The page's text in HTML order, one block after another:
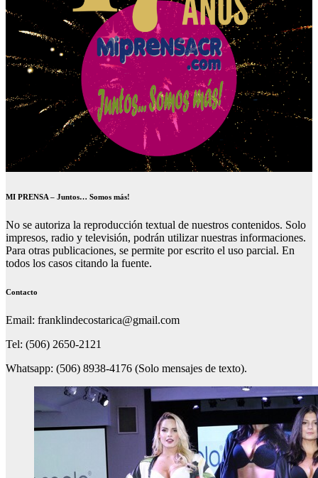
MI PRENSA – Juntos… Somos más!
No se autoriza la reproducción textual de nuestros contenidos. Solo
impresos, radio y televisión, podrán utilizar nuestras informaciones.
Para otras publicaciones, se permite por escrito el uso parcial. En
todos los casos citando la fuente.
Contacto
Email: franklindecostarica@gmail.com
Tel: (506) 2650-2121
Whatsapp: (506) 8938-4176 (Solo mensajes de texto).